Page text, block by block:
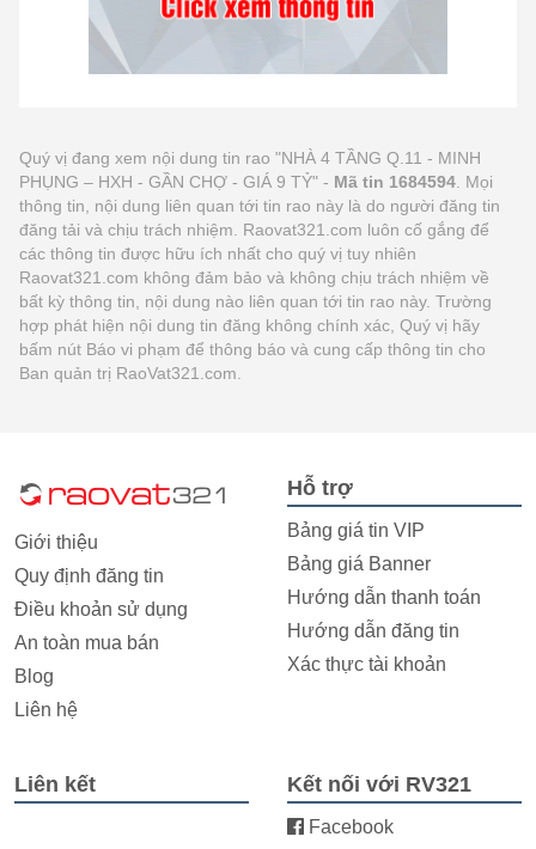
Quý vị đang xem nội dung tin rao "NHÀ 4 TẦNG Q.11 - MINH
PHỤNG – HXH - GẦN CHỢ - GIÁ 9 TỶ" - Mã tin 1684594 . Mọi
thông tin, nội dung liên quan tới tin rao này là do người đăng tin
đăng tải và chịu trách nhiệm. Raovat321.com luôn cố gắng để
các thông tin được hữu ích nhất cho quý vị tuy nhiên
Raovat321.com không đảm bảo và không chịu trách nhiệm về
bất kỳ thông tin, nội dung nào liên quan tới tin rao này. Trường
hợp phát hiện nội dung tin đăng không chính xác, Quý vị hãy
bấm nút Báo vi phạm để thông báo và cung cấp thông tin cho
Ban quản trị RaoVat321.com.
Giới thiệu
Quy định đăng tin
Điều khoản sử dụng
An toàn mua bán
Blog
Liên hệ
Hỗ trợ
Bảng giá tin VIP
Bảng giá Banner
Hướng dẫn thanh toán
Hướng dẫn đăng tin
Xác thực tài khoản
Liên kết Kết nối với RV321
Facebook